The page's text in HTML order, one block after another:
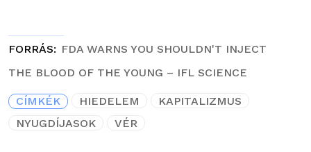
FORRÁS
FDA WARNS YOU SHOULDN'T INJECT
THE BLOOD OF THE YOUNG – IFL SCIENCE
CÍMKÉK HIEDELEM
KAPITALIZMUS
NYUGDÍJASOK
VÉR